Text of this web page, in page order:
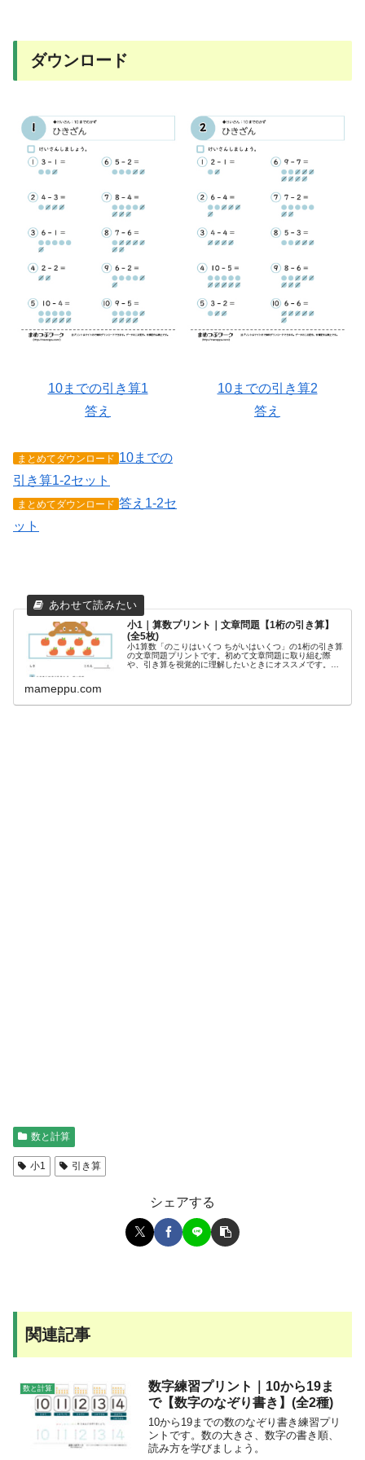
ダウンロード
10までの引き算1
答え
まとめてダウンロード 10までの
引き算1-2セット
まとめてダウンロード 答え1-2セ
ット
10までの引き算2
答え
小1｜算数プリント｜文章問題【1桁の引き算】
(全5枚)
小1算数「のこりはいくつ ちがいはいくつ」の1桁の引き算
の文章問題プリントです。初めて文章問題に取り組む際
や、引き算を視覚的に理解したいときにオススメです。ク
mameppu.com
数と計算
小1 引き算
シェアする
関連記事
数と計算
数字練習プリント｜10から19ま
で【数字のなぞり書き】(全2種)
10から19までの数のなぞり書き練習プリ
ントです。数の大きさ、数字の書き順、
読み方を学びましょう。